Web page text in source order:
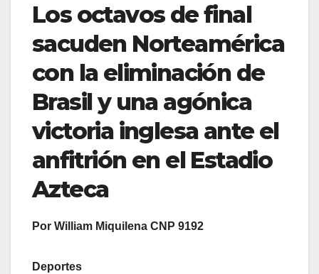
​Los octavos de final
sacuden Norteamérica
con la eliminación de
Brasil y una agónica
victoria inglesa ante el
anfitrión en el Estadio
Azteca
Por William Miquilena CNP 9192
Deportes